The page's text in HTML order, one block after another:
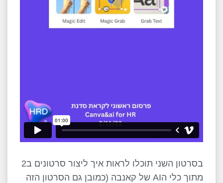
בסרטון השני תוכלו לראות איך ליצור סרטונים ב2
מתוך כלי הAI של קאנבה (כמובן גם הסרטון הזה